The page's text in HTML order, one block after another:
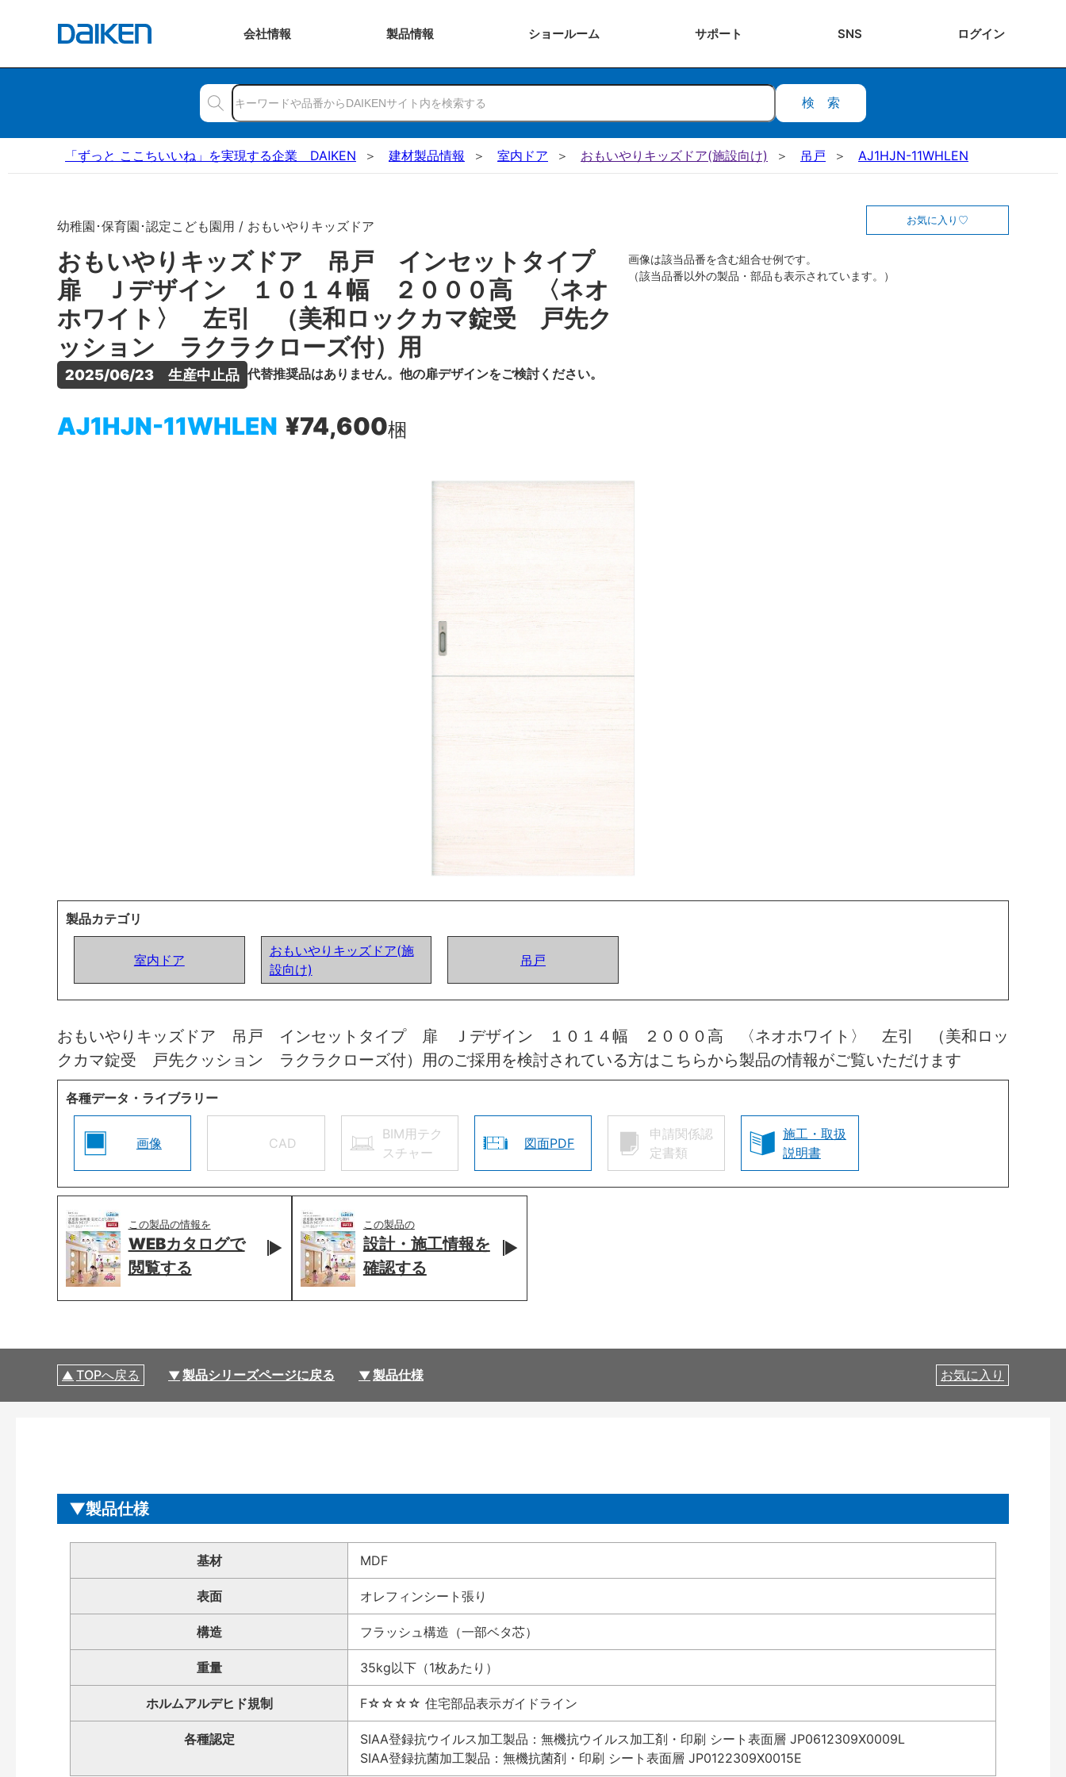
会社情報 製品情報 ショールーム サポート SNS ログイン
検索
「ずっと ここちいいね」を実現する企業 DAIKEN 建材製品情報 室内ドア おもいやりキッズドア(施設向け) 吊戸 AJ1HJN-11WHLEN
幼稚園･保育園･認定こども園用 / おもいやりキッズドア
おもいやりキッズドア 吊戸 インセットタイプ
扉 Ｊデザイン １０１４幅 ２０００高 〈ネオ
ホワイト〉 左引 （美和ロックカマ錠受 戸先ク
ッション ラクラクローズ付）用
2025/06/23　生産中止品 代替推奨品はありません。他の扉デザインをご検討ください。
AJ1HJN-11WHLEN ¥74,600梱
お気に入り
画像は該当品番を含む組合せ例です。
（該当品番以外の製品・部品も表示されています。）
製品カテゴリ
室内ドア
おもいやりキッズドア(施
設向け)
吊戸
おもいやりキッズドア 吊戸 インセットタイプ 扉 Ｊデザイン １０１４幅 ２０００高 〈ネオホワイト〉 左引 （美和ロッ
クカマ錠受 戸先クッション ラクラクローズ付）用のご採用を検討されている方はこちらから製品の情報がご覧いただけます
各種データ・ライブラリー
画像 CAD
BIM用テク
スチャー
図面PDF
申請関係認
定書類
施工・取扱
説明書
この製品の情報を
WEBカタログで
閲覧する
この製品の
設計・施工情報を
確認する
TOPへ戻る 製品シリーズページに戻る 製品仕様 お気に入り
製品仕様
基材 MDF
表面 オレフィンシート張り
構造 フラッシュ構造（一部ベタ芯）
重量 35kg以下（1枚あたり）
ホルムアルデヒド規制 F☆☆☆☆ 住宅部品表示ガイドライン
各種認定
SIAA登録抗ウイルス加工製品：無機抗ウイルス加工剤・印刷 シート表面層 JP0612309X0009L
SIAA登録抗菌加工製品：無機抗菌剤・印刷 シート表面層 JP0122309X0015E